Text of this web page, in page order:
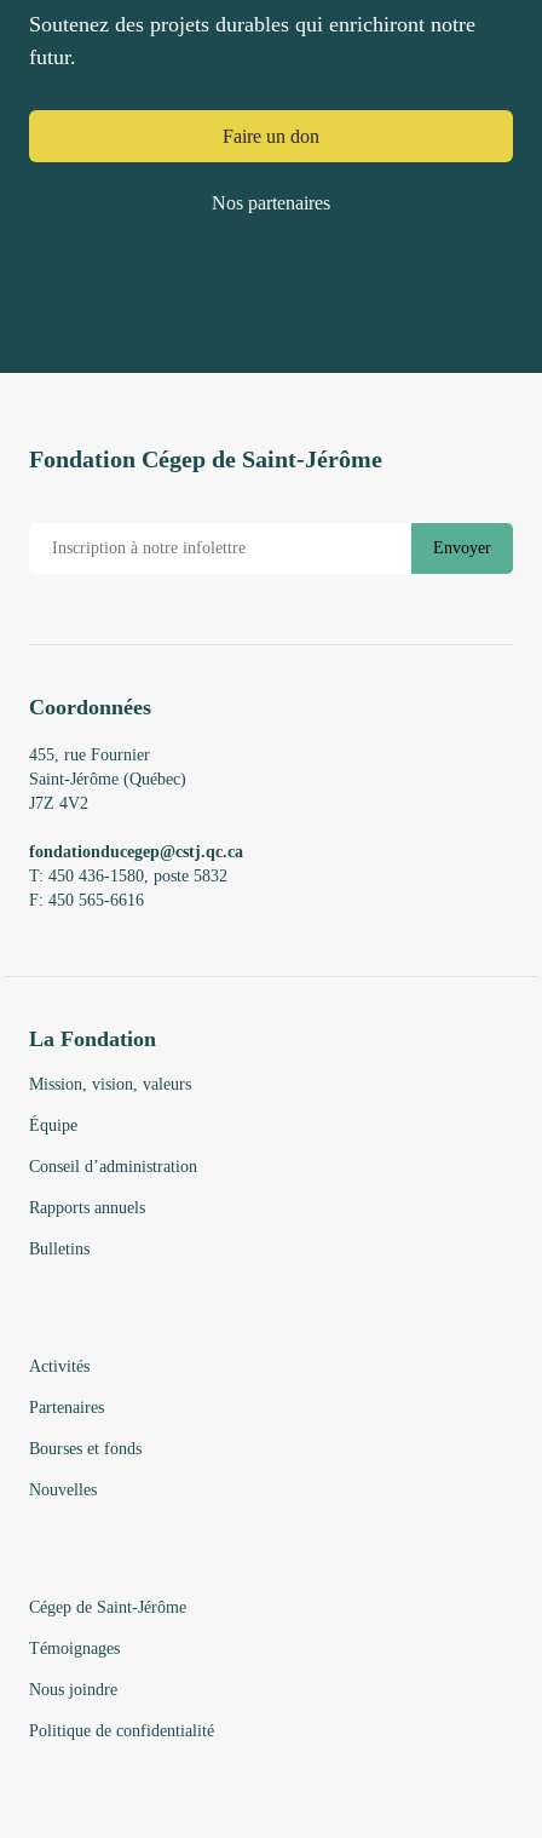
Cégep de Saint-Jérôme
Témoignages
Soutenez des projets durables qui enrichiront notre
futur.
Faire un don
Nos partenaires
Fondation Cégep de Saint-Jérôme
Envoyer
Coordonnées
455, rue Fournier
Saint-Jérôme (Québec)
J7Z 4V2
fondationducegep@cstj.qc.ca
T: 450 436-1580, poste 5832
F: 450 565-6616
La Fondation
Mission, vision, valeurs
Équipe
Conseil d’administration
Rapports annuels
Bulletins
Activités
Partenaires
Bourses et fonds
Nouvelles
Cégep de Saint-Jérôme
Témoignages
Nous joindre
Politique de confidentialité